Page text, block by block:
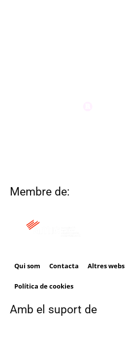
Membre de:
Qui som Contacta Altres webs
Política de cookies
Amb el suport de